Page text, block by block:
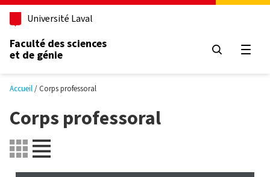
Aller au contenu principal
Université Laval
Faculté des sciences
et de génie
Accueil Corps professoral
Corps professoral